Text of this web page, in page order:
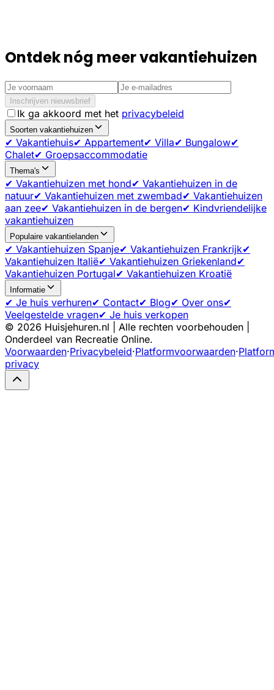
Ontdek nóg meer vakantiehuizen
Inschrijven nieuwsbrief
Ik ga akkoord met het privacybeleid
Soorten vakantiehuizen
✔ Vakantiehuis✔ Appartement✔ Villa✔ Bungalow✔
Chalet✔ Groepsaccommodatie
Thema's
✔ Vakantiehuizen met hond✔ Vakantiehuizen in de
natuur✔ Vakantiehuizen met zwembad✔ Vakantiehuizen
aan zee✔ Vakantiehuizen in de bergen✔ Kindvriendelijke
vakantiehuizen
Populaire vakantielanden
✔ Vakantiehuizen Spanje✔ Vakantiehuizen Frankrijk✔
Vakantiehuizen Italië✔ Vakantiehuizen Griekenland✔
Vakantiehuizen Portugal✔ Vakantiehuizen Kroatië
Informatie
✔ Je huis verhuren✔ Contact✔ Blog✔ Over ons✔
Veelgestelde vragen✔ Je huis verkopen
© 2026 Huisjehuren.nl | Alle rechten voorbehouden |
Onderdeel van Recreatie Online.
Voorwaarden·Privacybeleid·Platformvoorwaarden·
privacy